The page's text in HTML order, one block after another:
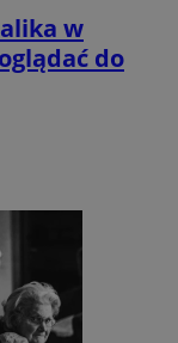
w
do